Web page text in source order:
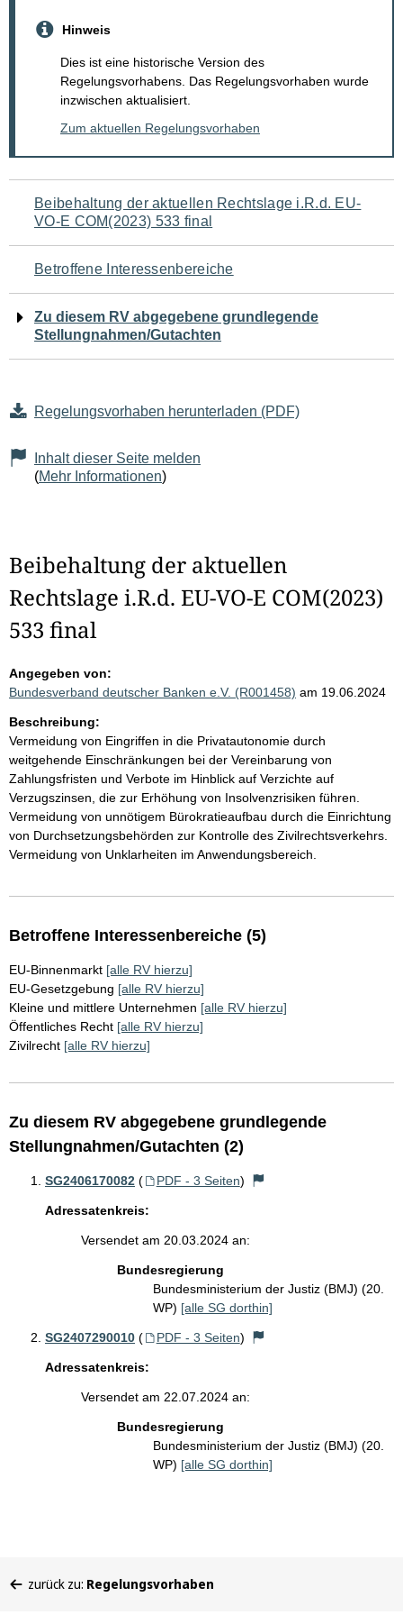
Hinweis
Dies ist eine historische Version des
Regelungsvorhabens. Das Regelungsvorhaben wurde
inzwischen aktualisiert.
Zum aktuellen Regelungsvorhaben
Navigation
für
den
Seiteninhalt
Beibehaltung der aktuellen Rechtslage i.R.d. EU-
VO-E COM(2023) 533 final
Betroffene Interessenbereiche
Zu diesem RV abgegebene grundlegende
Stellungnahmen/Gutachten
Regelungsvorhaben herunterladen (PDF)
Inhalt dieser Seite melden
(Mehr Informationen)
Beibehaltung der aktuellen
Rechtslage i.R.d. EU-VO-E COM(2023)
533 final
Angegeben von:
Bundesverband deutscher Banken e.V. (R001458) am 19.06.2024
Beschreibung:
Vermeidung von Eingriffen in die Privatautonomie durch
weitgehende Einschränkungen bei der Vereinbarung von
Zahlungsfristen und Verbote im Hinblick auf Verzichte auf
Verzugszinsen, die zur Erhöhung von Insolvenzrisiken führen.
Vermeidung von unnötigem Bürokratieaufbau durch die Einrichtung
von Durchsetzungsbehörden zur Kontrolle des Zivilrechtsverkehrs.
Vermeidung von Unklarheiten im Anwendungsbereich.
Betroffene Interessenbereiche (5)
EU-Binnenmarkt [alle RV hierzu]
EU-Gesetzgebung [alle RV hierzu]
Kleine und mittlere Unternehmen [alle RV hierzu]
Öffentliches Recht [alle RV hierzu]
Zivilrecht [alle RV hierzu]
Zu diesem RV abgegebene grundlegende
Stellungnahmen/Gutachten (2)
SG2406170082 ( PDF - 3 Seiten)
Adressatenkreis:
Versendet am 20.03.2024 an:
Bundesregierung
Bundesministerium der Justiz (BMJ) (20.
WP) [alle SG dorthin]
SG2407290010 ( PDF - 3 Seiten)
Adressatenkreis:
Versendet am 22.07.2024 an:
Bundesregierung
Bundesministerium der Justiz (BMJ) (20.
WP) [alle SG dorthin]
befinden
zurück zu: Regelungsvorhaben